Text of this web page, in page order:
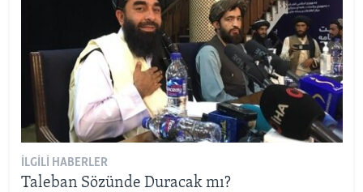
İLGILI HABERLER
Taleban Sözünde Duracak mı?